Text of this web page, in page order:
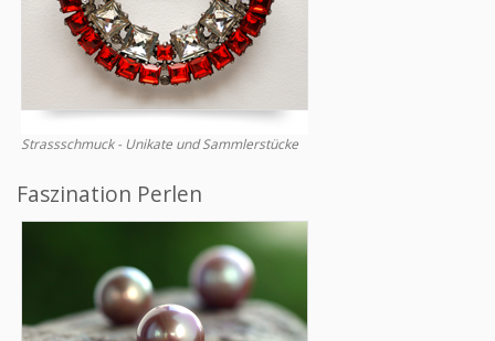
Strassschmuck - Unikate und Sammlerstücke
Faszination Perlen